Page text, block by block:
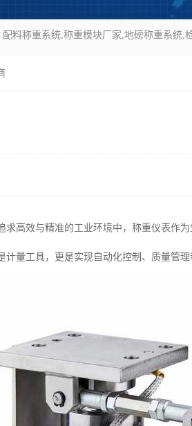
求高效与精准的工业环境中，称重仪表作
计量工具，更是实现自动化控制、质量管理